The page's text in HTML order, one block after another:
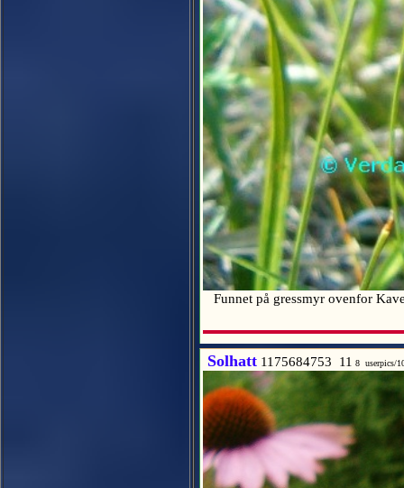
Funnet på gressmyr ovenfor
Solhatt 1175684753 11 8 userpics/